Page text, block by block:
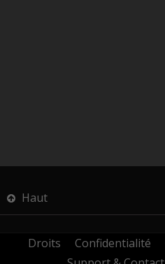
Haut
Droits Confidentialité